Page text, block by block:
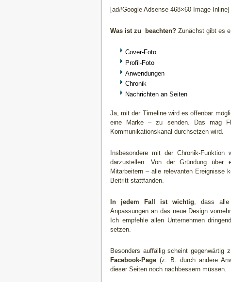
[ad#Google Adsense 468×60 Image Inline]
Was ist zu beachten? Zunächst gibt es
Cover-Foto
Profil-Foto
Anwendungen
Chronik
Nachrichten an Seiten
Ja, mit der Timeline wird es offenbar
eine Marke – zu senden. Das mag
Kommunikationskanal durchsetzen wird.
Insbesondere mit der Chronik-
darzustellen. Von der Gründung über
Mitarbeitern – alle relevanten Ereignisse
Beitritt stattfanden.
In jedem Fall ist wichtig , dass
Anpassungen an das neue Design
Ich empfehle allen Unternehmen
setzen.
Besonders auffällig scheint gegenwärtig
Facebook-Page (z. B. durch andere
dieser Seiten noch nachbessern müssen.